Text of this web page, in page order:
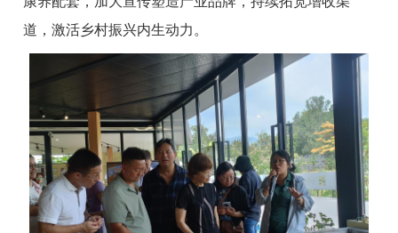
道，激活乡村振兴内生动力。